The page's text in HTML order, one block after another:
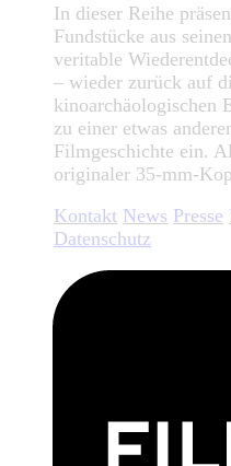
In dieser Reihe
Fundstücke aus
veritable
– wieder zurück auf
kinoarchäologischen
zu einer etwas
Filmgeschichte ein.
originaler 35-mm-
Kontakt News Presse
Datenschutz